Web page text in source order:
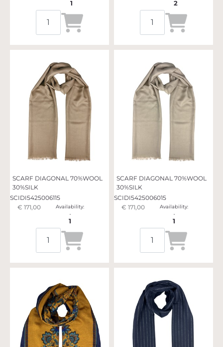
1
Quantità
2
Quantità
SCARF DIAGONAL 70%WOOL
30%SILK
SCIDI5425006115
€ 171,00
Availability:
1
Quantità
SCARF DIAGONAL 70%WOOL
30%SILK
SCIDI5425006015
€ 171,00
Availability:
1
Quantità